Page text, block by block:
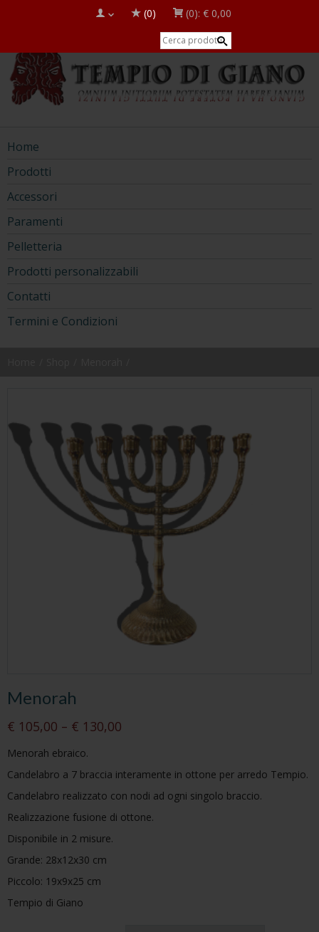
(0) (0): € 0,00
Home
Prodotti
Accessori
Paramenti
Pelletteria
Prodotti personalizzabili
Contatti
Termini e Condizioni
Menorah
€ 105,00 – € 130,00
Menorah ebraico.
Candelabro a 7 braccia interamente in ottone per arredo Tempio.
Candelabro realizzato con nodi ad ogni singolo braccio.
Realizzazione fusione di ottone.
Disponibile in 2 misure.
Grande: 28x12x30 cm
Piccolo: 19x9x25 cm
Tempio di Giano